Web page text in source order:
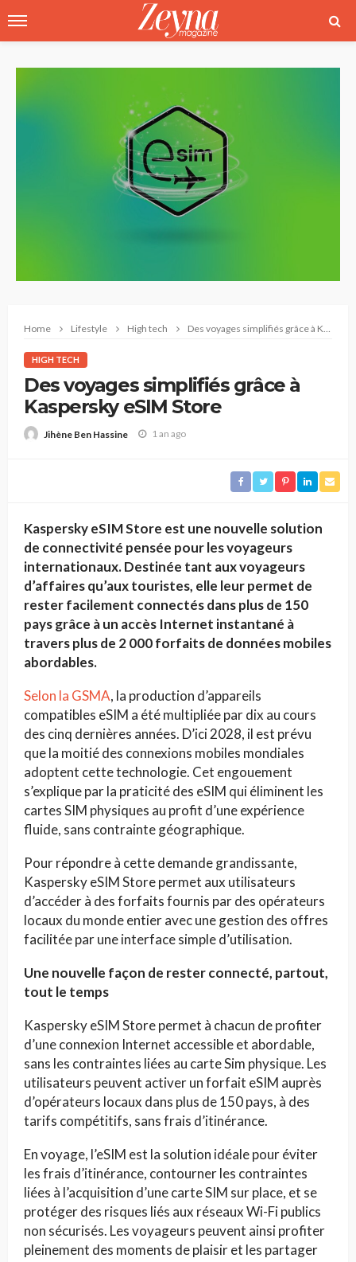
Home Lifestyle High tech Des voyages simplifiés grâce à Kaspersky eSIM Store
HIGH TECH
Des voyages simplifiés grâce à
Kaspersky eSIM Store
Jihène Ben Hassine 1 an ago
Kaspersky eSIM Store est une nouvelle solution
de connectivité pensée pour les voyageurs
internationaux. Destinée tant aux voyageurs
d’affaires qu’aux touristes, elle leur permet de
rester facilement connectés dans plus de 150
pays grâce à un accès Internet instantané à
travers plus de 2 000 forfaits de données mobiles
abordables.
Selon la GSMA, la production d’appareils
compatibles eSIM a été multipliée par dix au cours
des cinq dernières années. D’ici 2028, il est prévu
que la moitié des connexions mobiles mondiales
adoptent cette technologie. Cet engouement
s’explique par la praticité des eSIM qui éliminent les
cartes SIM physiques au profit d’une expérience
fluide, sans contrainte géographique.
Pour répondre à cette demande grandissante,
Kaspersky eSIM Store permet aux utilisateurs
d’accéder à des forfaits fournis par des opérateurs
locaux du monde entier avec une gestion des offres
facilitée par une interface simple d’utilisation.
Une nouvelle façon de rester connecté, partout,
tout le temps
Kaspersky eSIM Store permet à chacun de profiter
d’une connexion Internet accessible et abordable,
sans les contraintes liées au carte Sim physique. Les
utilisateurs peuvent activer un forfait eSIM auprès
d’opérateurs locaux dans plus de 150 pays, à des
tarifs compétitifs, sans frais d’itinérance.
En voyage, l’eSIM est la solution idéale pour éviter
les frais d’itinérance, contourner les contraintes
liées à l’acquisition d’une carte SIM sur place, et se
protéger des risques liés aux réseaux Wi-Fi publics
non sécurisés. Les voyageurs peuvent ainsi profiter
pleinement des moments de plaisir et les partager